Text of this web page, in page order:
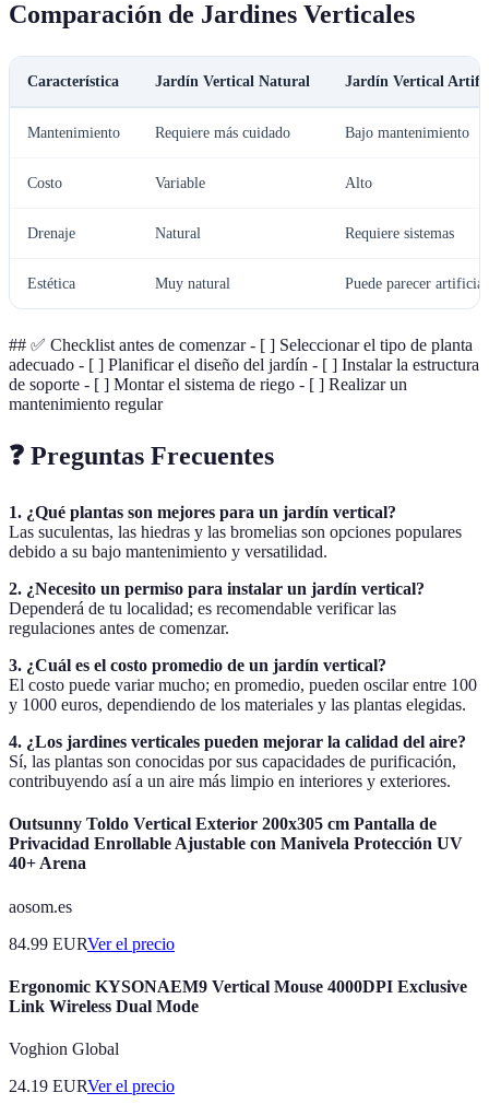
Comparación de Jardines Verticales
Característica Jardín Vertical Natural Jardín Vertical
Mantenimiento Requiere más cuidado Bajo mantenimiento
Costo Variable Alto
Drenaje Natural Requiere sistemas
Estética Muy natural Puede parecer artificial
## ✅ Checklist antes de comenzar - [ ] Seleccionar el tipo de planta
adecuado - [ ] Planificar el diseño del jardín - [ ] Instalar la estructura
de soporte - [ ] Montar el sistema de riego - [ ] Realizar un
mantenimiento regular
❓ Preguntas Frecuentes
1. ¿Qué plantas son mejores para un jardín vertical?
Las suculentas, las hiedras y las bromelias son opciones populares
debido a su bajo mantenimiento y versatilidad.
2. ¿Necesito un permiso para instalar un jardín vertical?
Dependerá de tu localidad; es recomendable verificar las
regulaciones antes de comenzar.
3. ¿Cuál es el costo promedio de un jardín vertical?
El costo puede variar mucho; en promedio, pueden oscilar entre 100
y 1000 euros, dependiendo de los materiales y las plantas elegidas.
4. ¿Los jardines verticales pueden mejorar la calidad del aire?
Sí, las plantas son conocidas por sus capacidades de purificación,
contribuyendo así a un aire más limpio en interiores y exteriores.
Outsunny Toldo Vertical Exterior 200x305 cm Pantalla de
Privacidad Enrollable Ajustable con Manivela Protección UV
40+ Arena
aosom.es
84.99 EURVer el precio
Ergonomic KYSONAEM9 Vertical Mouse 4000DPI Exclusive
Link Wireless Dual Mode
Voghion Global
24.19 EURVer el precio